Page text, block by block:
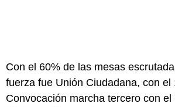
Con el 60% de las mesas
fuerza fue Unión Ciudadana, con el
Convocación marcha tercero con